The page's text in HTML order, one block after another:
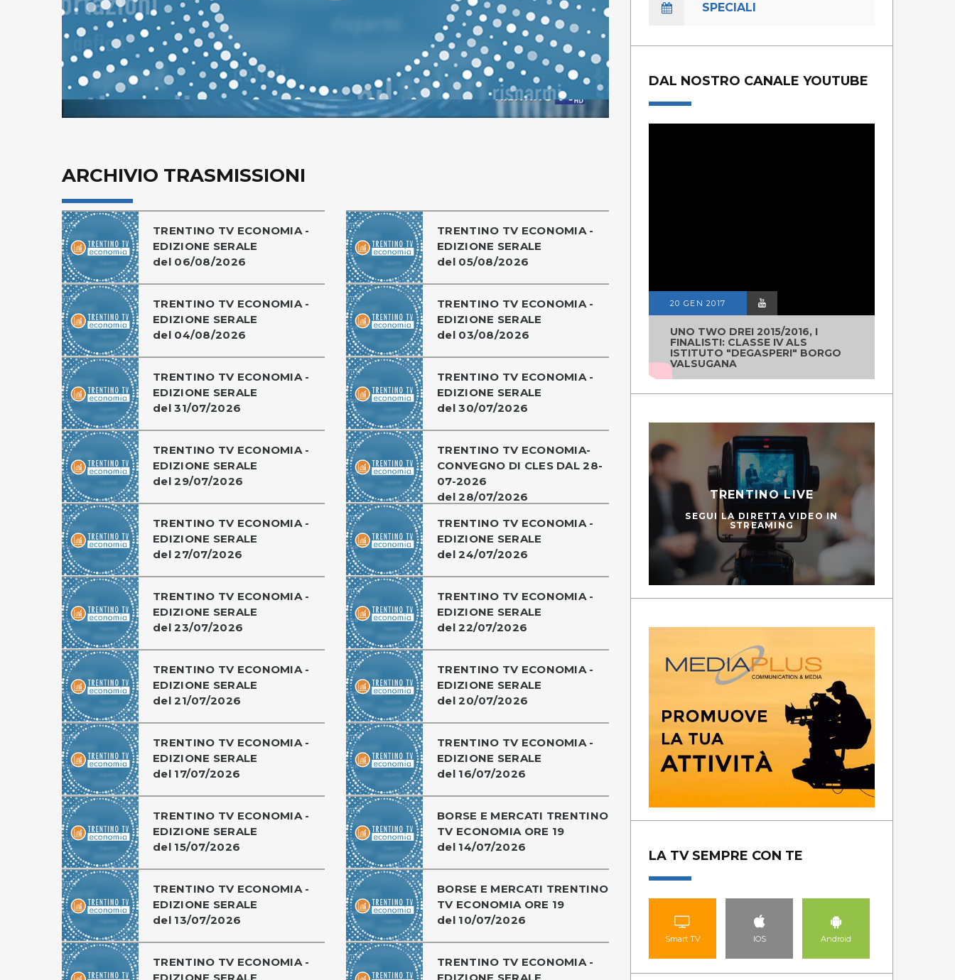
ARCHIVIO TRASMISSIONI
TRENTINO TV ECONOMIA -
EDIZIONE SERALE
del 06/08/2026
TRENTINO TV ECONOMIA -
EDIZIONE SERALE
del 05/08/2026
TRENTINO TV ECONOMIA -
EDIZIONE SERALE
del 04/08/2026
TRENTINO TV ECONOMIA -
EDIZIONE SERALE
del 03/08/2026
TRENTINO TV ECONOMIA -
EDIZIONE SERALE
del 31/07/2026
TRENTINO TV ECONOMIA -
EDIZIONE SERALE
del 30/07/2026
TRENTINO TV ECONOMIA -
EDIZIONE SERALE
del 29/07/2026
TRENTINO TV ECONOMIA-
CONVEGNO DI CLES DAL 28-
07-2026
del 28/07/2026
TRENTINO TV ECONOMIA -
EDIZIONE SERALE
del 27/07/2026
TRENTINO TV ECONOMIA -
EDIZIONE SERALE
del 24/07/2026
TRENTINO TV ECONOMIA -
EDIZIONE SERALE
del 23/07/2026
TRENTINO TV ECONOMIA -
EDIZIONE SERALE
del 22/07/2026
TRENTINO TV ECONOMIA -
EDIZIONE SERALE
del 21/07/2026
TRENTINO TV ECONOMIA -
EDIZIONE SERALE
del 20/07/2026
TRENTINO TV ECONOMIA -
EDIZIONE SERALE
del 17/07/2026
TRENTINO TV ECONOMIA -
EDIZIONE SERALE
del 16/07/2026
TRENTINO TV ECONOMIA -
EDIZIONE SERALE
del 15/07/2026
BORSE E MERCATI TRENTINO
TV ECONOMIA ORE 19
del 14/07/2026
TRENTINO TV ECONOMIA -
EDIZIONE SERALE
del 13/07/2026
BORSE E MERCATI TRENTINO
TV ECONOMIA ORE 19
del 10/07/2026
TRENTINO TV ECONOMIA -
TRENTINO TV ECONOMIA -
SPECIALI
DAL NOSTRO CANALE YOUTUBE
20 GEN 2017
UNO TWO DREI 2015/2016, I
FINALISTI: CLASSE IV ALS
ISTITUTO "DEGASPERI" BORGO
VALSUGANA
TRENTINO LIVE
SEGUI LA DIRETTA VIDEO IN
STREAMING
LA TV SEMPRE CON TE
Smart TV IOS Android